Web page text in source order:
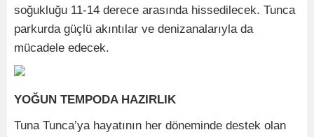
soğukluğu 11-14 derece arasında hissedilecek. Tunca
parkurda güçlü akıntılar ve denizanalarıyla da
mücadele edecek.
YOĞUN TEMPODA HAZIRLIK
Tuna Tunca’ya hayatının her döneminde destek olan